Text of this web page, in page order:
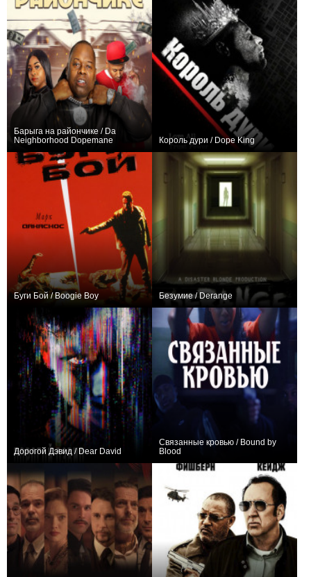
Барыга на райончике / Da
Neighborhood Dopemane
Король дури / Dope King
Буги Бой / Boogie Boy Безумие / Derange
Дорогой Дэвид / Dear David
Связанные кровью / Bound by
Blood